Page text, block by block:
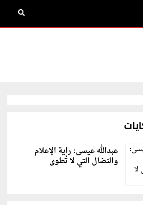
عبدالله عيسى: راية الإعلام
والنضال التي لا تُطوى